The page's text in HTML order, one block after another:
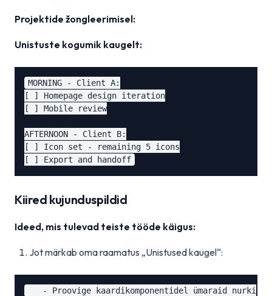
Projektide žongleerimisel:
Unistuste kogumik kaugelt:
MORNING - Client A:
[ ] Homepage design iteration
[ ] Mobile review
AFTERNOON - Client B:
[ ] Icon set - remaining 5 icons
Kiired kujunduspildid
Ideed, mis tulevad teiste tööde käigus:
Jot märkab oma raamatus „Unistused kaugel“:
   - Proovige kaardikomponentidel ümaraid nurki